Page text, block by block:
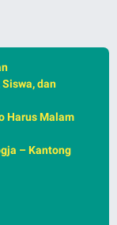
dan
Harus Malam
– Kantong